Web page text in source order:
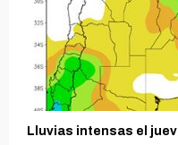
Lluvias intensas el